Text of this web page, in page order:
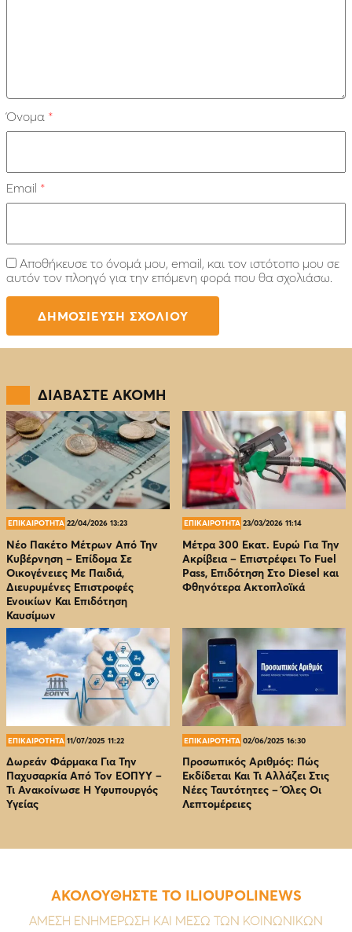
Όνομα *
Email *
Αποθήκευσε το όνομά μου, email, και τον ιστότοπο μου σε
αυτόν τον πλοηγό για την επόμενη φορά που θα σχολιάσω.
ΔΙΑΒΑΣΤΕ ΑΚΟΜΗ
ΕΠΙΚΑΙΡΟΤΗΤΑ 22/04/2026 13:23
Νέο Πακέτο Μέτρων Από Την
Κυβέρνηση – Επίδομα Σε
Οικογένειες Με Παιδιά,
Διευρυμένες Επιστροφές
Ενοικίων Και Επιδότηση
Καυσίμων
ΕΠΙΚΑΙΡΟΤΗΤΑ 23/03/2026 11:14
Μέτρα 300 Εκατ. Ευρώ Για Την
Ακρίβεια – Επιστρέφει Το Fuel
Pass, Επιδότηση Στο Diesel και
Φθηνότερα Ακτοπλοϊκά
ΕΠΙΚΑΙΡΟΤΗΤΑ 11/07/2025 11:22
Δωρεάν Φάρμακα Για Την
Παχυσαρκία Από Τον EOΠΥΥ –
Τι Ανακοίνωσε Η Υφυπουργός
Υγείας
ΕΠΙΚΑΙΡΟΤΗΤΑ 02/06/2025 16:30
Προσωπικός Αριθμός: Πώς
Εκδίδεται Και Τι Αλλάζει Στις
Νέες Ταυτότητες – Όλες Οι
Λεπτομέρειες
ΑΚΟΛΟΥΘΗΣΤΕ ΤΟ ILIOUPOLINEWS
ΑΜΕΣΗ ΕΝΗΜΕΡΩΣΗ ΚΑΙ ΜΕΣΩ ΤΩΝ ΚΟΙΝΩΝΙΚΩΝ